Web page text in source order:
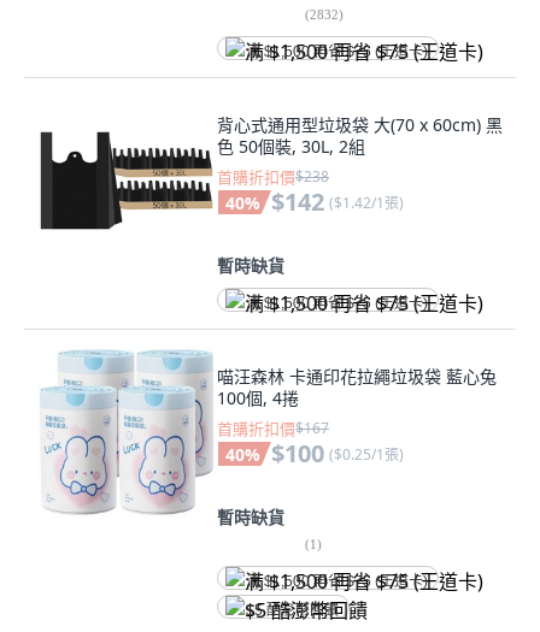
(2832)
满 $1,500 再省 $75 (王道卡)
背心式通用型垃圾袋 大(70 x 60cm) 黑
色 50個裝, 30L, 2組
首購折扣價$238
40% $142 ($1.42/1張)
暫時缺貨
满 $1,500 再省 $75 (王道卡)
喵汪森林 卡通印花拉繩垃圾袋 藍心兔
100個, 4捲
首購折扣價$167
40% $100 ($0.25/1張)
暫時缺貨
(1)
满 $1,500 再省 $75 (王道卡)
$5 酷澎幣回饋